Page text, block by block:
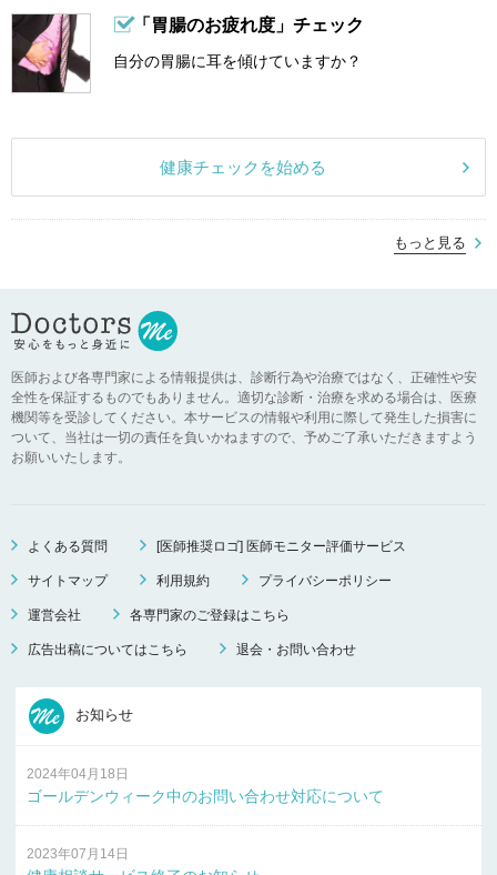
「胃腸のお疲れ度」チェック
自分の胃腸に耳を傾けていますか？
健康チェックを始める
もっと見る
医師および各専門家による情報提供は、診断行為や治療ではなく、正確性や安
全性を保証するものでもありません。適切な診断・治療を求める場合は、医療
機関等を受診してください。本サービスの情報や利用に際して発生した損害に
ついて、当社は一切の責任を負いかねますので、予めご了承いただきますよう
お願いいたします。
よくある質問 [医師推奨ロゴ] 医師モニター評価サービス
サイトマップ 利用規約 プライバシーポリシー
運営会社 各専門家のご登録はこちら
広告出稿についてはこちら 退会・お問い合わせ
お知らせ
2024年04月18日
ゴールデンウィーク中のお問い合わせ対応について
2023年07月14日